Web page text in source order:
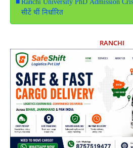
Ranchi University PhD Admission
सीटें थीं निर्धारित
RANCHI